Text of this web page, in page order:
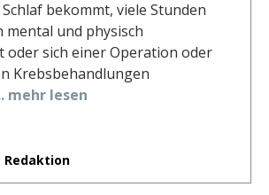
bekommt, viele Stunden
mental und physisch
oder sich einer Operation oder
Krebsbehandlungen
mehr lesen
Redaktion